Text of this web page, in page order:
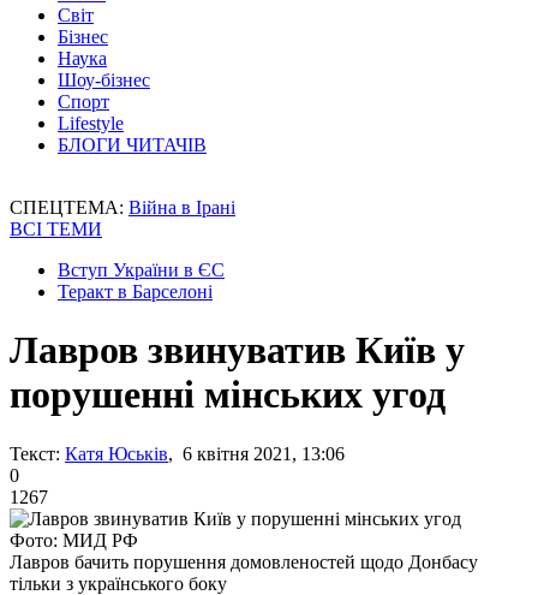
Світ
Бізнес
Наука
Шоу-бізнес
Спорт
Lifestyle
БЛОГИ ЧИТАЧІВ
СПЕЦТЕМА: Війна в Ірані
ВСІ ТЕМИ
Вступ України в ЄС
Теракт в Барселоні
Лавров звинуватив Київ у
порушенні мінських угод
Текст: Катя Юськів, 6 квітня 2021, 13:06
0
1267
Фото: МИД РФ
Лавров бачить порушення домовленостей щодо Донбасу
тільки з українського боку